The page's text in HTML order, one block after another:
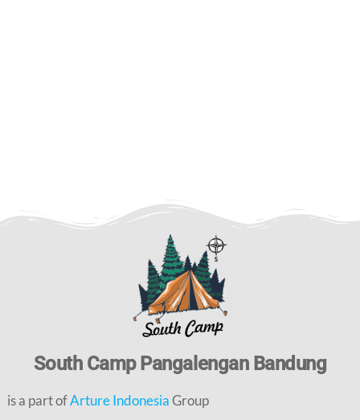
South Camp Pangalengan Bandung
is a part ofArture IndonesiaGroup